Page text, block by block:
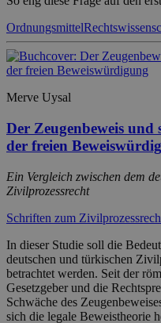
Ordnungsmittel
Merve Uysal
Der Zeugenbeweis und
der freien
Ein Vergleich zwischen dem
Zivilprozessrecht
Schriften zum
In dieser Studie soll die
deutschen und türkischen
betrachtet werden. Seit der
Gesetzgeber und die
Schwäche des
sich die legale Beweistheorie